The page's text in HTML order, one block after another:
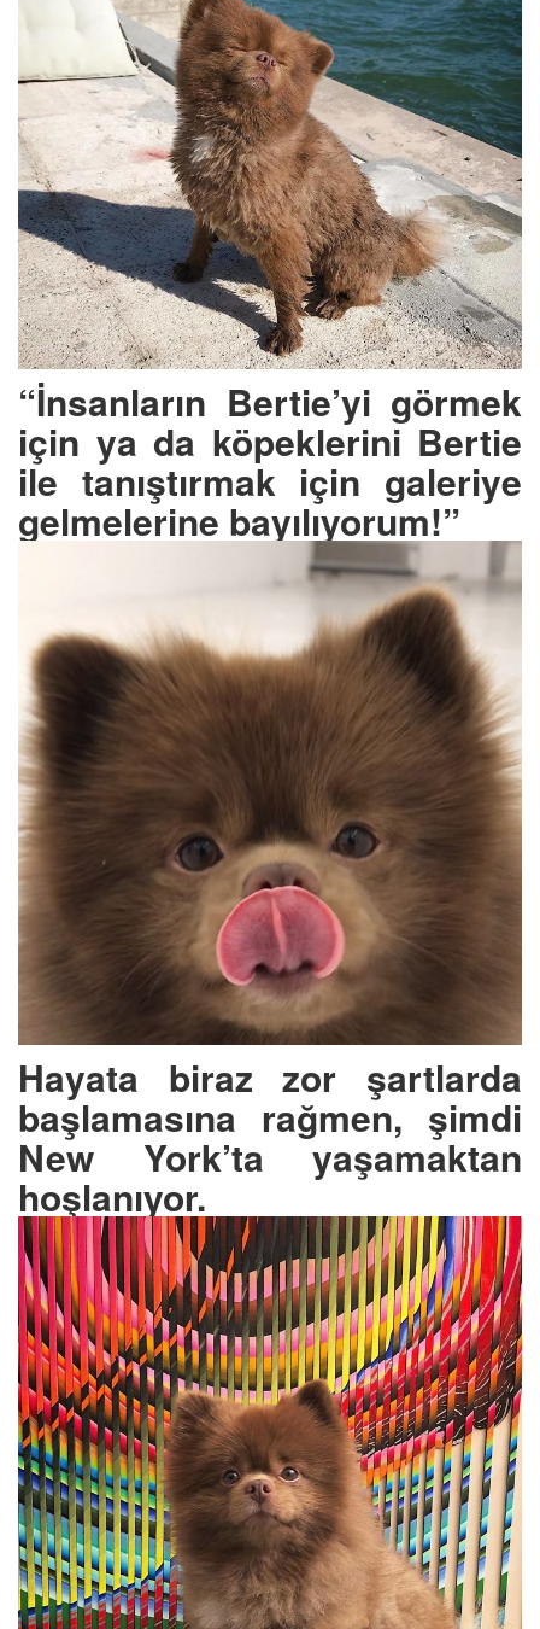
“İnsanların Bertie’yi görmek
için ya da köpeklerini Bertie
ile tanıştırmak için galeriye
gelmelerine bayılıyorum!”
Hayata biraz zor şartlarda
başlamasına rağmen, şimdi
New York’ta yaşamaktan
hoşlanıyor.